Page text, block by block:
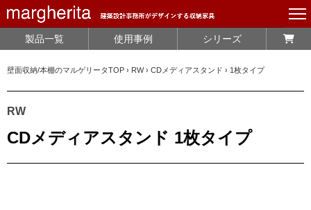
製品一覧 使用事例 シリーズ
壁面収納/本棚のマルゲリータTOP › RW › CDメディアスタンド › 1枚タイプ
RW
CDメディアスタンド 1枚タイプ